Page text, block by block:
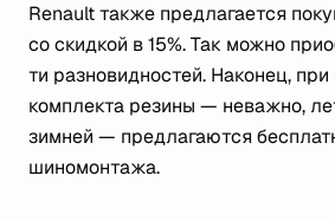
Renault также предлагается
со скидкой в 15%. Так можно
ти разновидностей. Наконец, при
комплекта резины — неважно,
зимней — предлагаются
шиномонтажа.